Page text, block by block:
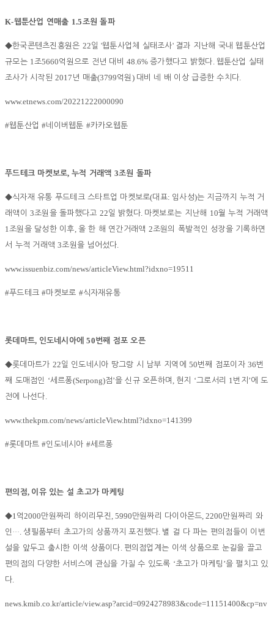
K-웹툰산업 연매출 1.5조원 돌파
◆한국콘텐츠진흥원은 22일'웹툰사업체 실태조사' 결과 지난해 국내 웹툰산업
규모는 1조5660억원으로 전년 대비48.6%증가했다고 밝혔다. 웹툰산업 실태
조사가 시작된2017 년 매출(3799억원 ) 대비 네 배 이상 급증한 수치다.
www.etnews.com/20221222000090
#웹툰산업#네이버웹툰 #카카오웹툰
푸드테크 마켓보로, 누적 거래액 3조원 돌파
◆식자재 유통 푸드테크 스타트업 마켓보로(대표: 임사성)는 지금까지 누적 거
래액이3조원을 돌파했다고 22일 밝혔다. 마켓보로는 지난해 10월 누적 거래액
1조원을 달성한 이후, 올 한 해 연간거래액 2조원의 폭발적인 성장을 기록하면
서 누적 거래액3조원을 넘어섰다.
www.issuenbiz.com/news/articleView.html?idxno=19511
#푸드테크#마켓보로 #식자재유통
롯데마트, 인도네시아에50번째 점포 오픈
◆롯데마트가 22일 인도네시아 땅그랑 시 남부 지역에50번째 점포이자36번
째 도매점인 ‘세르퐁(Serpong)점’을 신규 오픈하며 , 현지 ‘그로서리 1번지 ’에 도
전에 나선다.
www.thekpm.com/news/articleView.html?idxno=141399
#롯데마트#인도네시아 #세르퐁
편의점, 이유 있는 설 초고가 마케팅
◆1억2000만원짜리 하이리무진 , 5990만원짜리 다이아몬드, 2200만원짜리 와
인 …. 생필품부터 초고가의 상품까지 포진했다. 별 걸 다 파는 편의점들이 이번
설을 앞두고 출시한 이색 상품이다. 편의점업계는 이색 상품으로 눈길을 끌고
편의점의 다양한 서비스에 관심을 가질 수 있도록 ‘초고가 마케팅 ’을 펼치고 있
다.
news.kmib.co.kr/article/view.asp?arcid=0924278983&code=11151400&cp=nv